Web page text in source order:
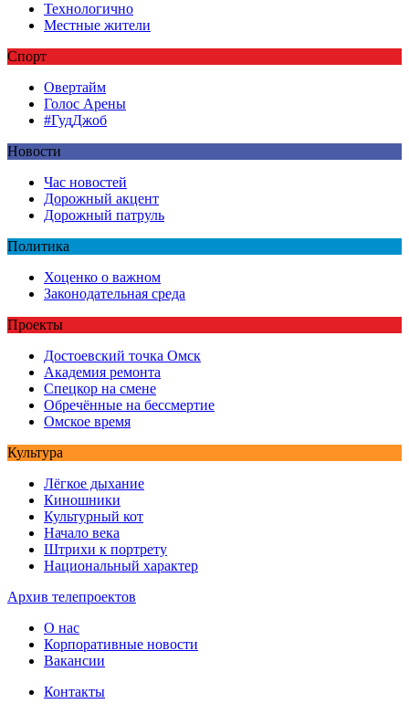
Технологично
Местные жители
Спорт
Овертайм
Голос Арены
#ГудДжоб
Новости
Час новостей
Дорожный акцент
Дорожный патруль
Политика
Хоценко о важном
Законодательная среда
Проекты
Достоевский точка Омск
Академия ремонта
Спецкор на смене
Обречённые на бессмертие
Омское время
Культура
Лёгкое дыхание
Киношники
Культурный кот
Начало века
Штрихи к портрету
Национальный характер
Архив телепроектов
О нас
Корпоративные новости
Вакансии
Контакты